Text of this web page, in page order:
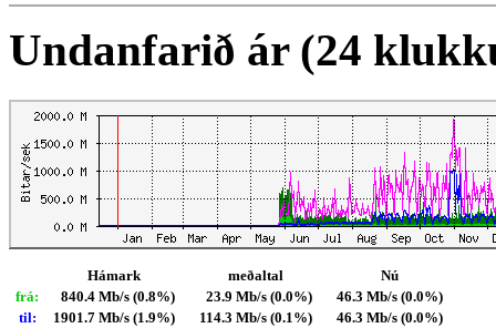
Undanfarið ár (24
Hámark meðaltal
Nú
frá:
840.4 Mb/s (0.8%) 23.9 Mb/s (0.0%)
46.3 Mb/s (0.0%)
til:
1901.7 Mb/s (1.9%) 114.3 Mb/s (0.1%) 46.3 Mb/s (0.0%)